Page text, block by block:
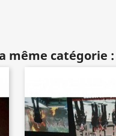
même catégorie :